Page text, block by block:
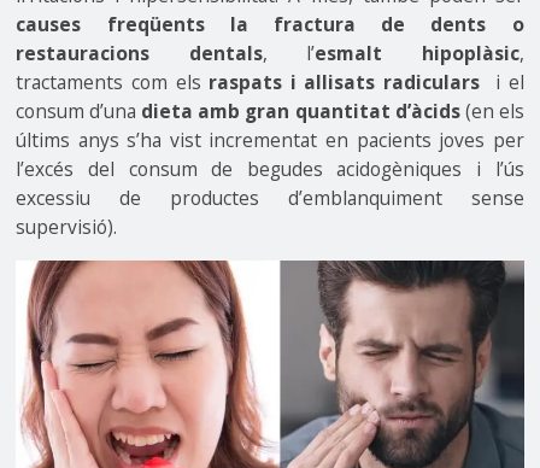
causes freqüents la fractura de dents o
restauracions dentals, l’esmalt hipoplàsic,
tractaments com els raspats i allisats radicularsi el
consum d’una dieta amb gran quantitat d’àcids(en els
últims anys s’ha vist incrementat en pacients joves per
l’excés del consum de begudes acidogèniques i l’ús
excessiu de productes d’emblanquiment sense
supervisió).